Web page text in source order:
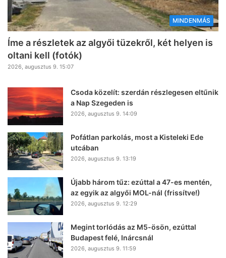
MINDENMÁS
Íme a részletek az algyői tüzekről, két helyen is
oltani kell (fotók)
2026, augusztus 9. 15:07
Csoda közelít: szerdán részlegesen eltűnik
a Nap Szegeden is
2026, augusztus 9. 14:09
Pofátlan parkolás, most a Kisteleki Ede
utcában
2026, augusztus 9. 13:19
Újabb három tűz: ezúttal a 47-es mentén,
az egyik az algyői MOL-nál (frissítve!)
2026, augusztus 9. 12:29
Megint torlódás az M5-ösön, ezúttal
Budapest felé, Inárcsnál
2026, augusztus 9. 11:59